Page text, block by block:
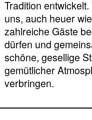
Tradition
uns, auch heuer
zahlreiche Gäste
dürfen und
schöne, gesellige
gemütlicher
verbringen.